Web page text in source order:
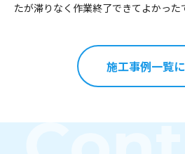
たが滞りなく作業終了できてよかった
施工事例一覧